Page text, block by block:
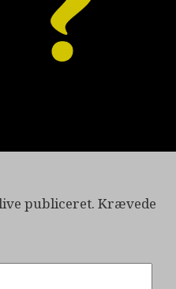
publiceret. Krævede